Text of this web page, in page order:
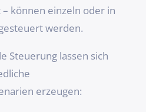
können einzeln oder in
werden.
Steuerung lassen sich
erzeugen: